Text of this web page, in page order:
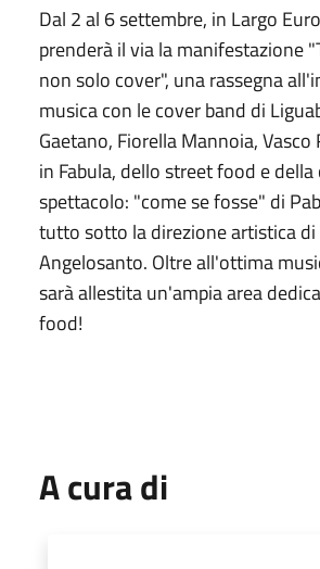
Dal 2 al 6 settembre, in Largo
prenderà il via la manifestazione
non solo cover", una rassegna
musica con le cover band di
Gaetano, Fiorella Mannoia, Vasco
in Fabula, dello street food e
spettacolo: "come se fosse" di
tutto sotto la direzione artistica di
Angelosanto. Oltre all'ottima
sarà allestita un'ampia area
food!
A cura di